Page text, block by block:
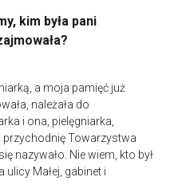
kim była pani
a moja pamięć już
należała do
i ona, pielęgniarka,
przychodnię Towarzystwa
nazywało. Nie wiem, kto był
ulicy Małej, gabinet i